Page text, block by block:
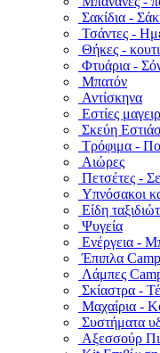
Σακίδια -
Τσάντες -
Θήκες -
Φτυάρια -
Μπατόν
Αντίσκηνα
Εστίες
Σκεύη
Τρόφιμα -
Αιώρες
Πετσέτες -
Υπνόσακοι
Είδη
Ψυγεία
Ενέργεια -
Έπιπλα
Λάμπες
Σκίαστρα -
Μαχαίρια -
Συστήματα
Αξεσσούρ